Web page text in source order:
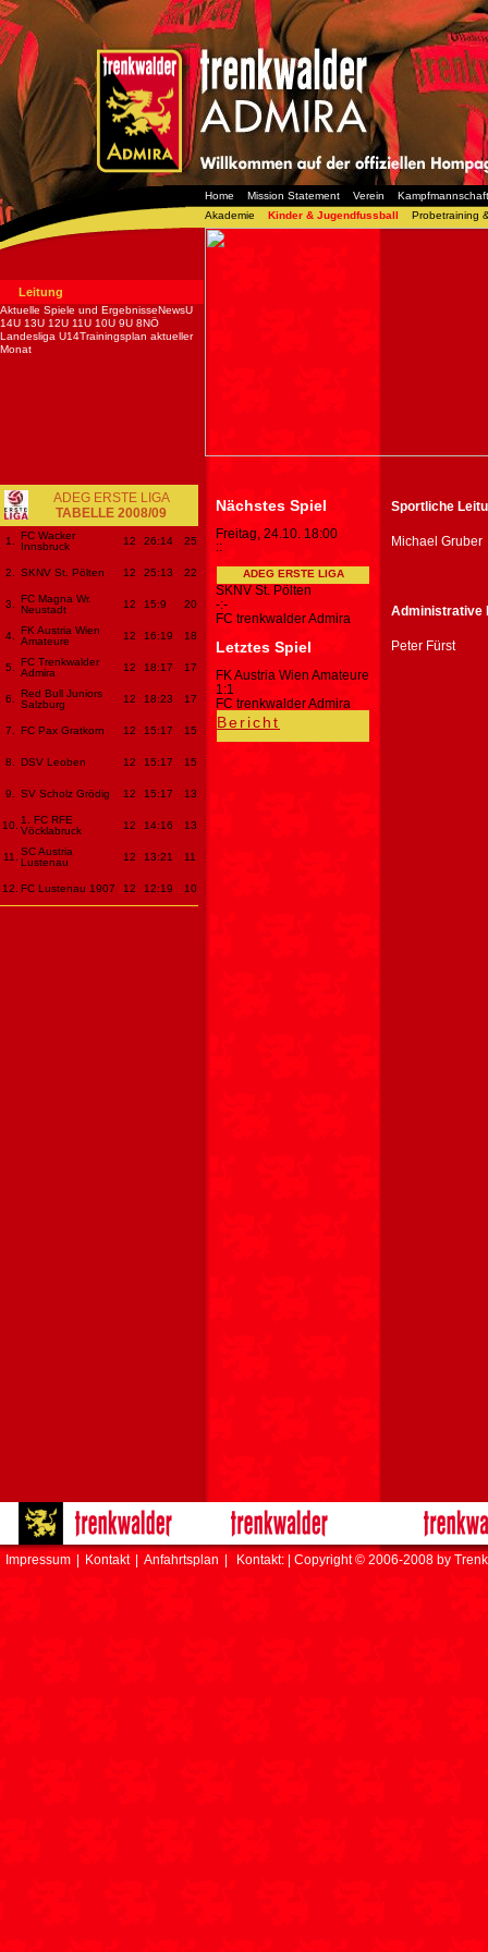
Home Mission Statement Verein
Kampfmannschaft
Akademie
Kinder & Jugendfussball Probetraining
Sportliche
Michael Gruber
Administrative
Peter Fürst
Leitung
Aktuelle Spiele und ErgebnisseNewsU
14U 13U 12U 11U 10U 9U 8NÖ
Landesliga U14Trainingsplan aktueller
Monat
ADEG ERSTE LIGA
TABELLE 2008/09
1.
FC Wacker
Innsbruck
12 26:14 25
2. SKNV St. Pölten 12 25:13 22
3.
FC Magna Wr.
Neustadt
12 15:9 20
4.
FK Austria Wien
Amateure
12 16:19 18
5.
FC Trenkwalder
Admira
12 18:17 17
6.
Red Bull Juniors
Salzburg
12 18:23 17
7. FC Pax Gratkorn 12 15:17 15
8. DSV Leoben 12 15:17 15
9. SV Scholz Grödig 12 15:17 13
10. 1. FC RFE
Vöcklabruck
12 14:16 13
11.
SC Austria
Lustenau
12 13:21 11
12. FC Lustenau 1907 12 12:19 10
Nächstes Spiel
Freitag, 24.10. 18:00
::
ADEG ERSTE LIGA
SKNV St. Pölten
-:-
FC trenkwalder Admira
Letztes Spiel
FK Austria Wien Amateure
1:1
FC trenkwalder Admira
Bericht
Impressum Kontakt Anfahrtsplan Kontakt: | Copyright © 2006-2008 by